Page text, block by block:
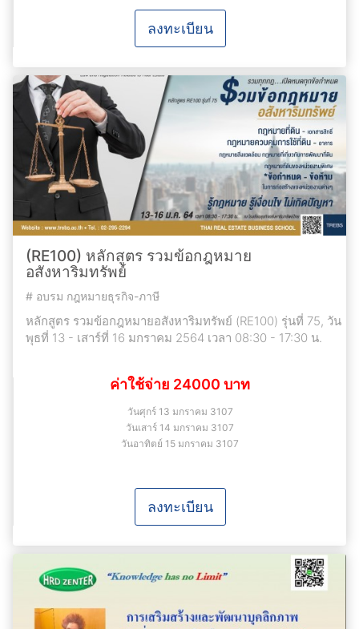
ลงทะเบียน
(RE100) หลักสูตร รวมข้อกฎหมาย
อสังหาริมทรัพย์
# อบรม กฎหมายธุรกิจ-ภาษี
หลักสูตร รวมข้อกฎหมายอสังหาริมทรัพย์ (RE100) รุ่นที่ 75, วัน
พุธที่ 13 - เสาร์ที่ 16 มกราคม 2564 เวลา 08:30 - 17:30 น.
ค่าใช้จ่าย 24000 บาท
วันศุกร์ 13 มกราคม 3107
วันเสาร์ 14 มกราคม 3107
วันอาทิตย์ 15 มกราคม 3107
ลงทะเบียน